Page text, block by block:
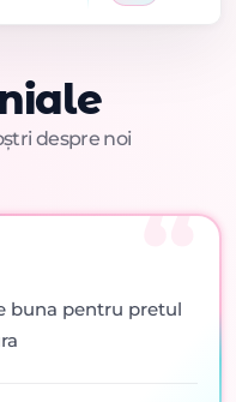
despre noi
buna pentru pretul